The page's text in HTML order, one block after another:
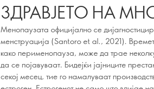
ЗДРАВЈЕТО НА
Менопаузата официјално се
менструација (Santoro et al., 2021).
како перименопауза, може да трае
да се појавуваат. Бидејќи јајниците
секој месец, тие го намалуваат